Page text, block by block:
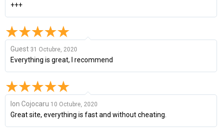
+++
Guest 31 Octubre, 2020
Everything is great, I recommend
Ion Cojocaru 10 Octubre, 2020
Great site, everything is fast and without cheating.